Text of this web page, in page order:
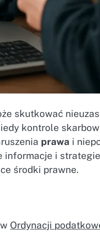
skutkować
kontrole
prawa i
informacje i
środki prawne.
Ordynacji